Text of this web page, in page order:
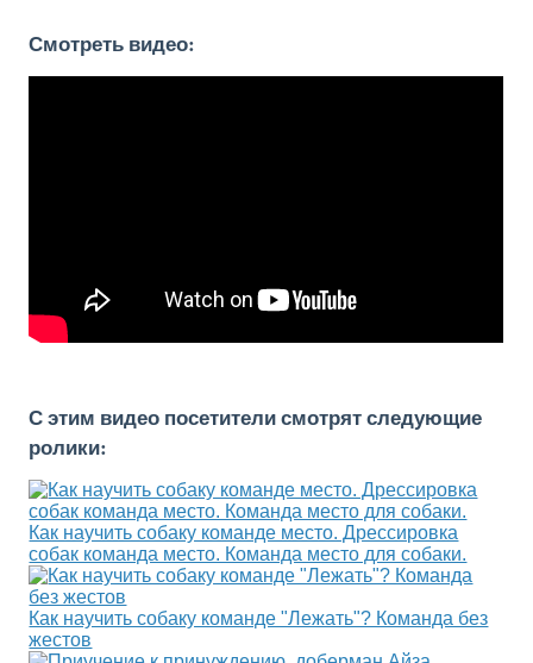
Смотреть видео:
С этим видео посетители смотрят следующие
ролики:
Как научить собаку команде место. Дрессировка
собак команда место. Команда место для собаки.
Как научить собаку команде "Лежать"? Команда без
жестов